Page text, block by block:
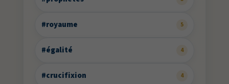
#royaume 5
#égalité 4
#crucifixion 4